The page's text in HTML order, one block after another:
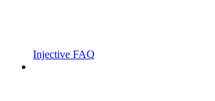
Injective FAQ